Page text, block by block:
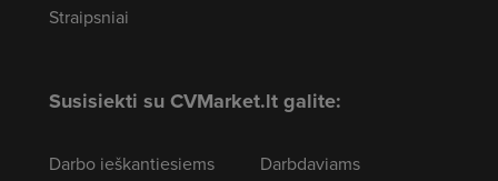
Straipsniai
Susisiekti su CVMarket.lt galite:
Darbo ieškantiesiems Darbdaviams